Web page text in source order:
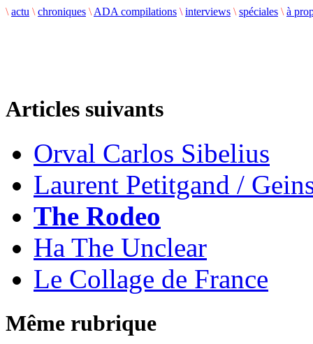
\ actu \ chroniques \ ADA compilations \ interviews \ spéciales \ à
Articles suivants
Orval Carlos Sibelius
Laurent Petitgand /
The Rodeo
Ha The Unclear
Le Collage de France
Même rubrique